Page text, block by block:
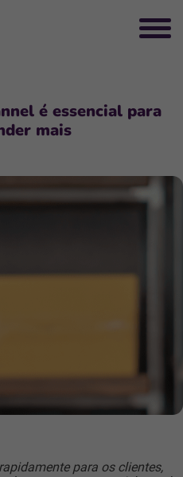
é essencial para
mais
para os clientes,